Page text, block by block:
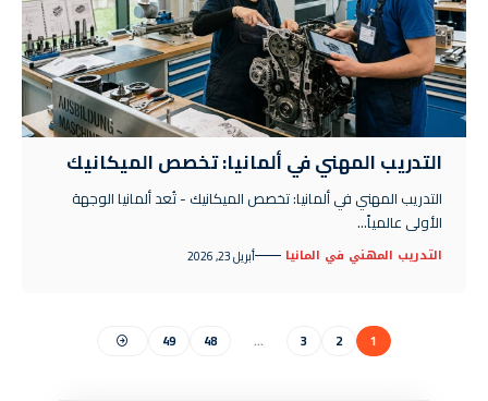
التدريب المهني في ألمانيا: تخصص الميكانيك
التدريب المهني في ألمانيا: تخصص الميكانيك - تُعد ألمانيا الوجهة
الأولى عالمياً…
التدريب المهني في المانيا أبريل 23, 2026
1
2
3
…
48
49